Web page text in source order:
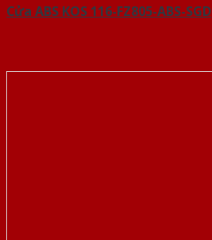
Cửa ABS KOS 116-FZ805-ABS-SGD